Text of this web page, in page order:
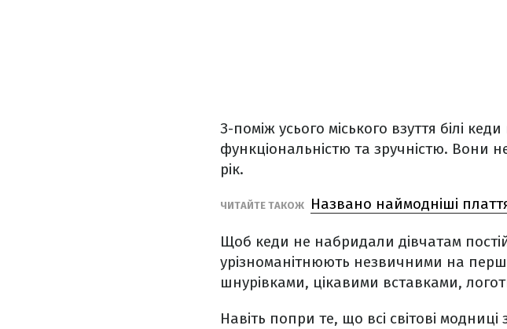
З-поміж усього міського взуття білі
функціональністю та зручністю. Вони
рік.
ЧИТАЙТЕ ТАКОЖ Названо наймодніші
Щоб кеди не набридали дівчатам
урізноманітнюють незвичними на
шнурівками, цікавими вставками,
Навіть попри те, що всі світові